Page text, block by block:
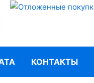
КОНТАКТЫ